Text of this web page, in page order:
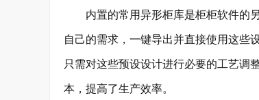
内置的常用异形柜库是柜柜软件的另
自己的需求，一键导出并直接使用这些
只需对这些预设设计进行必要的工艺调
本，提高了生产效率。